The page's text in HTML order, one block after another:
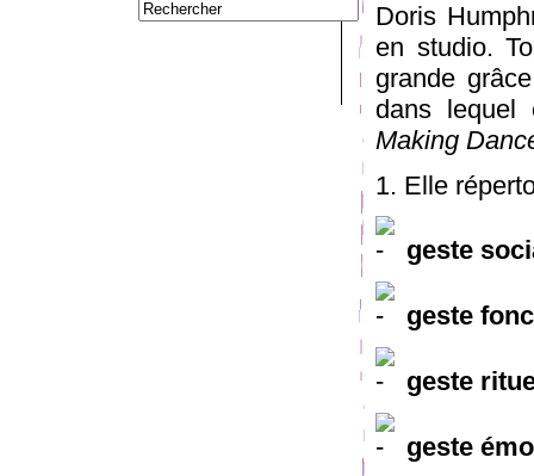
Doris
en studio.
grande
dans
Making
1. Elle
geste
geste
geste
geste